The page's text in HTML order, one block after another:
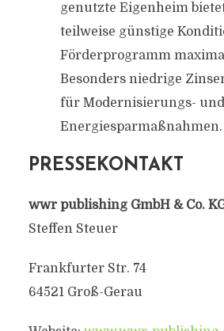
genutzte Eigenheim
teilweise günstige
Förderprogramm
Besonders niedrige
für Modernisierungs- und
Energiesparmaßnahmen.
PRESSEKONTAKT
wwr publishing GmbH & Co.
Steffen Steuer
Frankfurter Str. 74
64521 Groß-Gerau